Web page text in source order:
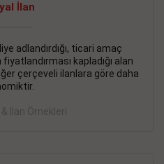
İlan
adlandırdığı, ticari amaç
kapladığı alan
çerçeveli ilanlara göre daha
& İlan Örnekleri
bina